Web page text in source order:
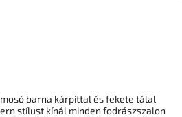
barna kárpittal és fekete tálal
stílust kínál minden fodrászszalon